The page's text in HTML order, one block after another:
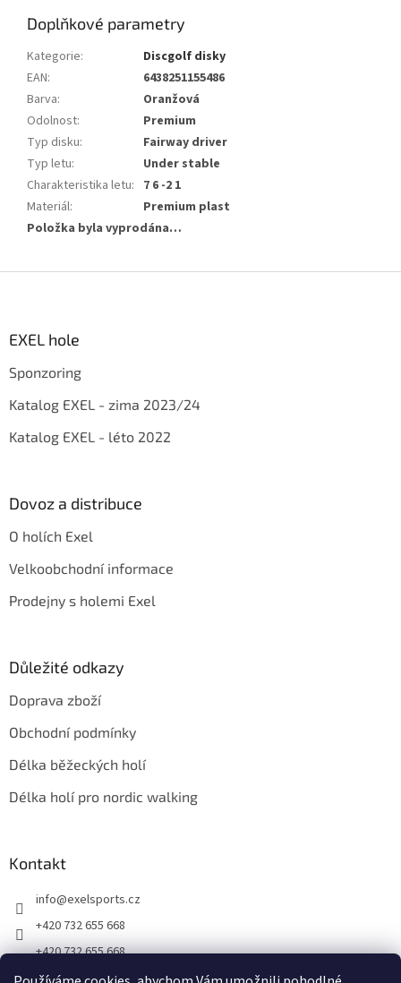
Doplňkové parametry
Kategorie:
Discgolf disky
EAN:
6438251155486
Barva:
Oranžová
Odolnost:
Premium
Typ disku:
Fairway driver
Typ letu:
Under stable
Charakteristika letu: 7 6 -2 1
Materiál:
Premium plast
Položka byla vyprodána…
EXEL hole
Sponzoring
Katalog EXEL - zima 2023/24
Katalog EXEL - léto 2022
Dovoz a distribuce
O holích Exel
Velkoobchodní informace
Prodejny s holemi Exel
Důležité odkazy
Doprava zboží
Obchodní podmínky
Délka běžeckých holí
Délka holí pro nordic walking
Kontakt
info@exelsports.cz
+420 732 655 668
+420 732 655 668
https://www.facebook.com/exel.hole.cz